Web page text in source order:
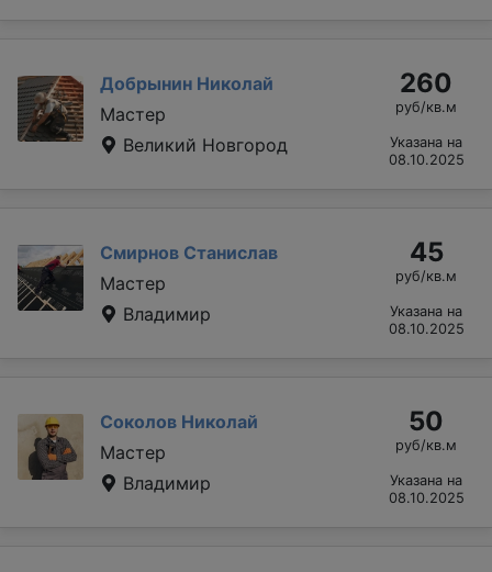
Добрынин Николай
Мастер
Великий Новгород
260
руб/кв.м
Указана на
08.10.2025
Смирнов Станислав
Мастер
Владимир
45
руб/кв.м
Указана на
08.10.2025
Соколов Николай
Мастер
Владимир
50
руб/кв.м
Указана на
08.10.2025